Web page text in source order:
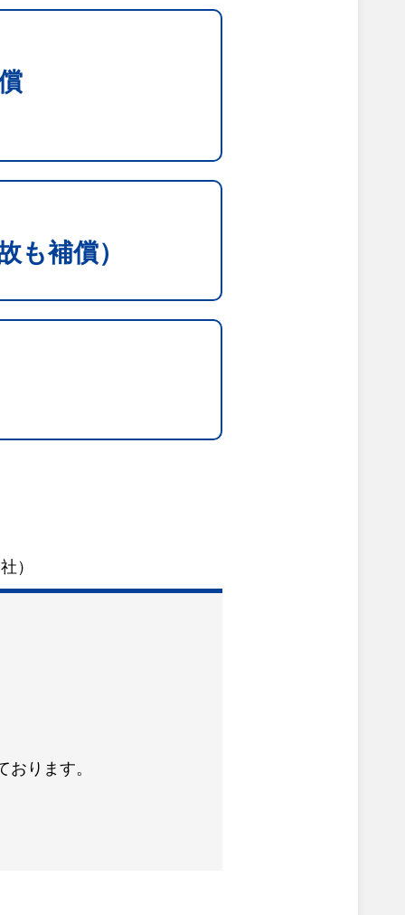
も補償）
）
ります。